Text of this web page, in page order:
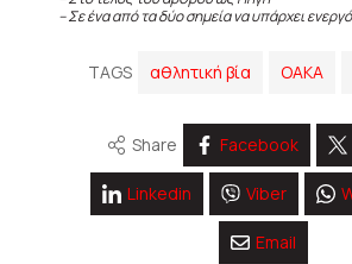
– Σε ένα από τα δύο σημεία να υπάρχει
TAGS αθλητική βία ΟΑΚΑ
Share Facebook
Linkedin Viber
Email